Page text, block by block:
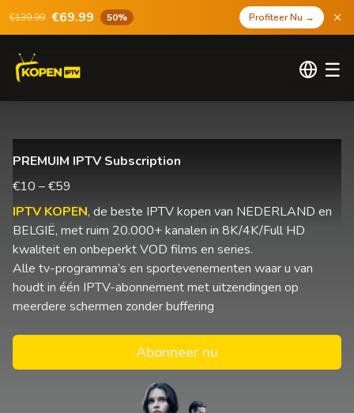
€139.99 €69.99 50% Profiteer Nu →
☰
PREMUIM IPTV Subscription
€10 – €59
IPTV KOPEN, de beste IPTV kopen van NEDERLAND en
BELGIË, met ruim 20.000+ kanalen in 8K/4K/Full HD
kwaliteit en onbeperkt VOD films en series.
Alle tv-programma’s en sportevenementen waar u van
houdt in één IPTV-abonnement met uitzendingen op
meerdere schermen zonder buffering
Abonneer nu